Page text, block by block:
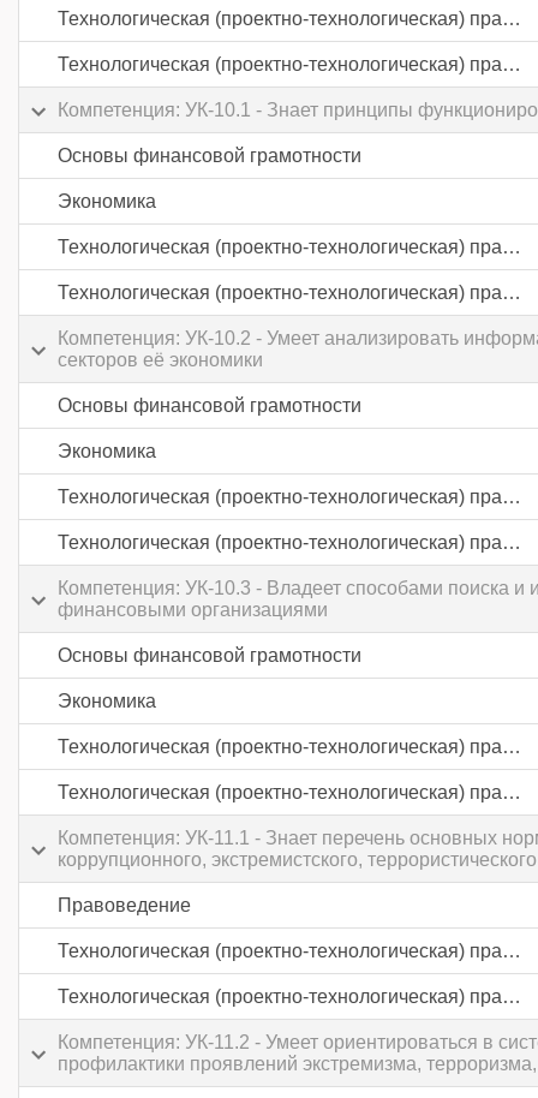
Технологическая (проектно-технологическая) практика
Технологическая (проектно-технологическая) практика
Компетенция: УК-10.1 - Знает принципы
Основы финансовой грамотности
Экономика
Технологическая (проектно-технологическая) практика
Технологическая (проектно-технологическая) практика
Компетенция: УК-10.2 - Умеет анализировать
секторов её экономики
Основы финансовой грамотности
Экономика
Технологическая (проектно-технологическая) практика
Технологическая (проектно-технологическая) практика
Компетенция: УК-10.3 - Владеет способами поиска
финансовыми организациями
Основы финансовой грамотности
Экономика
Технологическая (проектно-технологическая) практика
Технологическая (проектно-технологическая) практика
Компетенция: УК-11.1 - Знает перечень основных
коррупционного, экстремистского,
Правоведение
Технологическая (проектно-технологическая) практика
Технологическая (проектно-технологическая) практика
Компетенция: УК-11.2 - Умеет ориентироваться в
профилактики проявлений экстремизма,